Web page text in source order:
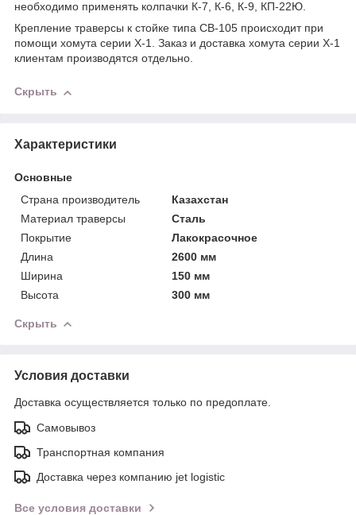
необходимо применять колпачки К-7, К-6, К-9, КП-22Ю.
Крепление траверсы к стойке типа СВ-105 происходит при
помощи хомута серии Х-1. Заказ и доставка хомута серии Х-1
клиентам производятся отдельно.
Скрыть
Характеристики
Основные
Страна производитель
Казахстан
Материал траверсы
Сталь
Покрытие
Лакокрасочное
Длина
2600 мм
Ширина
150 мм
Высота
300 мм
Скрыть
Условия доставки
Доставка осуществляется только по предоплате.
Самовывоз
Транспортная компания
Доставка через компанию jet logistic
Все условия доставки